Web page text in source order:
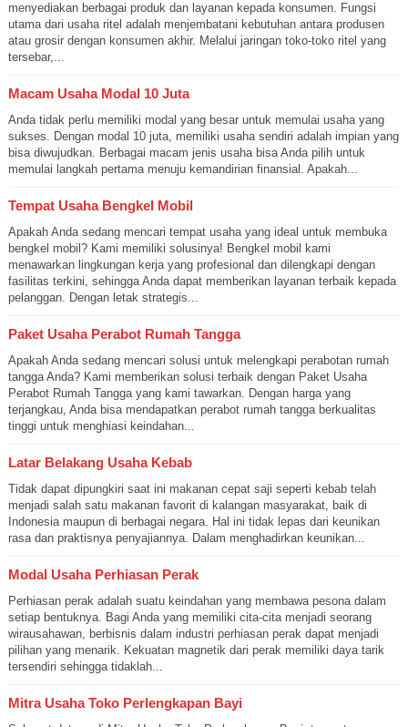
menyediakan berbagai produk dan layanan kepada konsumen. Fungsi
utama dari usaha ritel adalah menjembatani kebutuhan antara produsen
atau grosir dengan konsumen akhir. Melalui jaringan toko-toko ritel yang
tersebar,...
Macam Usaha Modal 10 Juta
Anda tidak perlu memiliki modal yang besar untuk memulai usaha yang
sukses. Dengan modal 10 juta, memiliki usaha sendiri adalah impian yang
bisa diwujudkan. Berbagai macam jenis usaha bisa Anda pilih untuk
memulai langkah pertama menuju kemandirian finansial. Apakah...
Tempat Usaha Bengkel Mobil
Apakah Anda sedang mencari tempat usaha yang ideal untuk membuka
bengkel mobil? Kami memiliki solusinya! Bengkel mobil kami
menawarkan lingkungan kerja yang profesional dan dilengkapi dengan
fasilitas terkini, sehingga Anda dapat memberikan layanan terbaik kepada
pelanggan. Dengan letak strategis...
Paket Usaha Perabot Rumah Tangga
Apakah Anda sedang mencari solusi untuk melengkapi perabotan rumah
tangga Anda? Kami memberikan solusi terbaik dengan Paket Usaha
Perabot Rumah Tangga yang kami tawarkan. Dengan harga yang
terjangkau, Anda bisa mendapatkan perabot rumah tangga berkualitas
tinggi untuk menghiasi keindahan...
Latar Belakang Usaha Kebab
Tidak dapat dipungkiri saat ini makanan cepat saji seperti kebab telah
menjadi salah satu makanan favorit di kalangan masyarakat, baik di
Indonesia maupun di berbagai negara. Hal ini tidak lepas dari keunikan
rasa dan praktisnya penyajiannya. Dalam menghadirkan keunikan...
Modal Usaha Perhiasan Perak
Perhiasan perak adalah suatu keindahan yang membawa pesona dalam
setiap bentuknya. Bagi Anda yang memiliki cita-cita menjadi seorang
wirausahawan, berbisnis dalam industri perhiasan perak dapat menjadi
pilihan yang menarik. Kekuatan magnetik dari perak memiliki daya tarik
tersendiri sehingga tidaklah...
Mitra Usaha Toko Perlengkapan Bayi